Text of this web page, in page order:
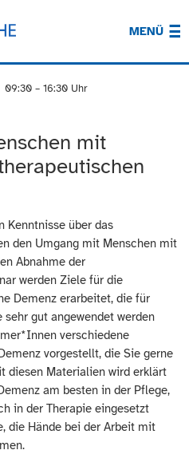
MENÜ
09:30 – 16:30 Uhr
mit
Kenntnisse über das
den Umgang mit Menschen mit
Abnahme der
werden Ziele für die
Demenz erarbeitet, die für
gut angewendet werden
verschiedene
vorgestellt, die Sie gerne
diesen Materialien wird erklärt
am besten in der Pflege,
in der Therapie eingesetzt
die Hände bei der Arbeit mit